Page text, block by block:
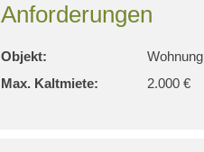
Anforderungen
Objekt:
Wohnung
Max. Kaltmiete:
2.000 €